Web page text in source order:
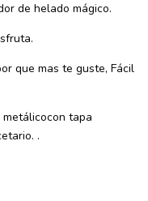
de helado mágico.
que mas te guste, Fácil
tapa
.